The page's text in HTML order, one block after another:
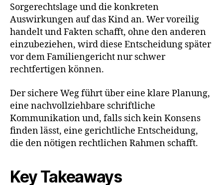
Sorgerechtslage und die konkreten
Auswirkungen auf das Kind an. Wer voreilig
handelt und Fakten schafft, ohne den anderen
einzubeziehen, wird diese Entscheidung später
vor dem Familiengericht nur schwer
rechtfertigen können.
Der sichere Weg führt über eine klare Planung,
eine nachvollziehbare schriftliche
Kommunikation und, falls sich kein Konsens
finden lässt, eine gerichtliche Entscheidung,
die den nötigen rechtlichen Rahmen schafft.
Key Takeaways